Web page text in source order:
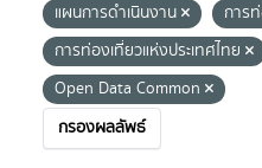
แผนการดำเนินงาน
การ
การท่องเที่ยวแห่งประเทศไทย
Open Data Common
กรองผลลัพธ์